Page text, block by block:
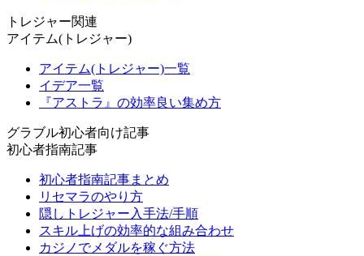
トレジャー関連
アイテム(トレジャー)
アイテム(トレジャー)一覧
イデア一覧
『アストラ』の効率良い集め方
グラブル初心者向け記事
初心者指南記事
初心者指南記事まとめ
リセマラのやり方
隠しトレジャー入手法/手順
スキル上げの効率的な組み合わせ
カジノでメダルを稼ぐ方法